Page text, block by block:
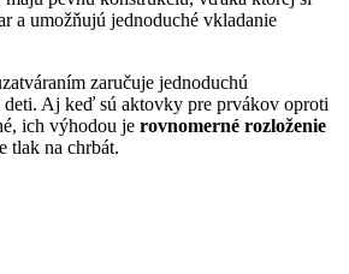
a umožňujú jednoduché vkladanie
zaručuje jednoduchú
deti. Aj keď sú aktovky pre prvákov oproti
ich výhodou je rovnomerné rozloženie
tlak na chrbát.